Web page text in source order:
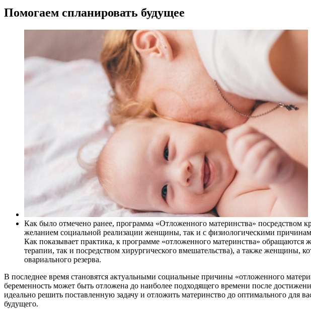
Помогаем спланировать будущее
Как было отмечено ранее, программа «Отложенного материнства» посредством
желанием социальной реализации женщины, так и с физиологическими
Как показывает практика, к программе «отложенного материнства»
терапии, так и посредством хирургического вмешательства), а также женщины,
овариального резерва.
В последнее время становятся актуальными социальные причины «отложенного
беременность может быть отложена до наиболее подходящего времени после
идеально решить поставленную задачу и отложить материнство до оптимального
будущего.